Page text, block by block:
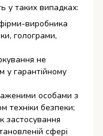
у таких випадках:
виробника
голограми,
не
у гарантійному
особами з
техніки безпеки;
застосування
сфері